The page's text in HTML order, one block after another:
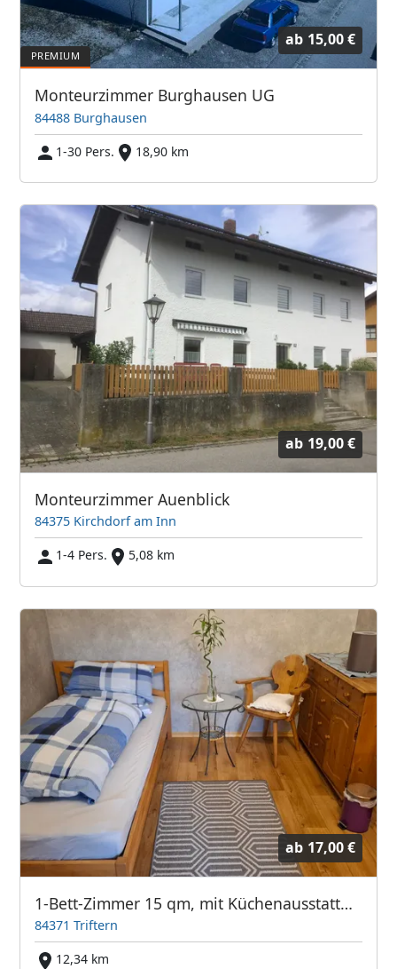
ab 15,00 €
Monteurzimmer Burghausen UG
84488 Burghausen
1-30 Pers.
18,90 km
ab 19,00 €
Monteurzimmer Auenblick
84375 Kirchdorf am Inn
1-4 Pers.
5,08 km
ab 17,00 €
1-Bett-Zimmer 15 qm, mit Küchenausstattung, zwischen Simbach und Pfarrkirchen, jeweils ca. 9 km, Einödhof,
84371 Triftern
12,34 km